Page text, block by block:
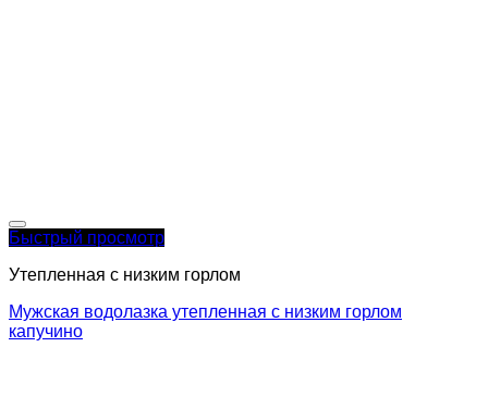
Быстрый просмотр
Утепленная с низким горлом
Мужская водолазка утепленная с низким горлом
капучино